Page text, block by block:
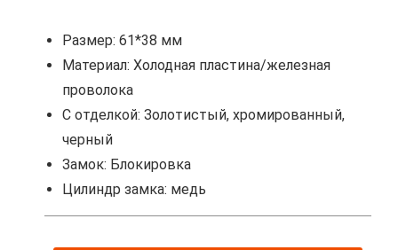
Размер: 61*38 мм
Материал: Холодная пластина/железная
проволока
С отделкой: Золотистый, хромированный,
черный
Замок: Блокировка
Цилиндр замка: медь